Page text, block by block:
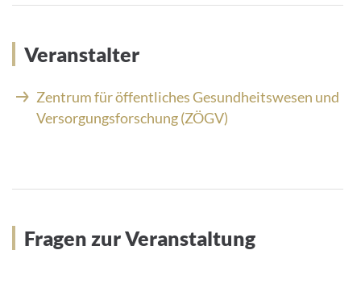
Veranstalter
Zentrum für öffentliches Gesundheitswesen und
Versorgungsforschung (ZÖGV)
Fragen zur Veranstaltung